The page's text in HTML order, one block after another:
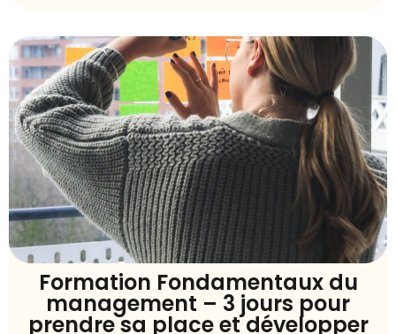
Formation Fondamentaux du
management – 3 jours pour
prendre sa place et développer